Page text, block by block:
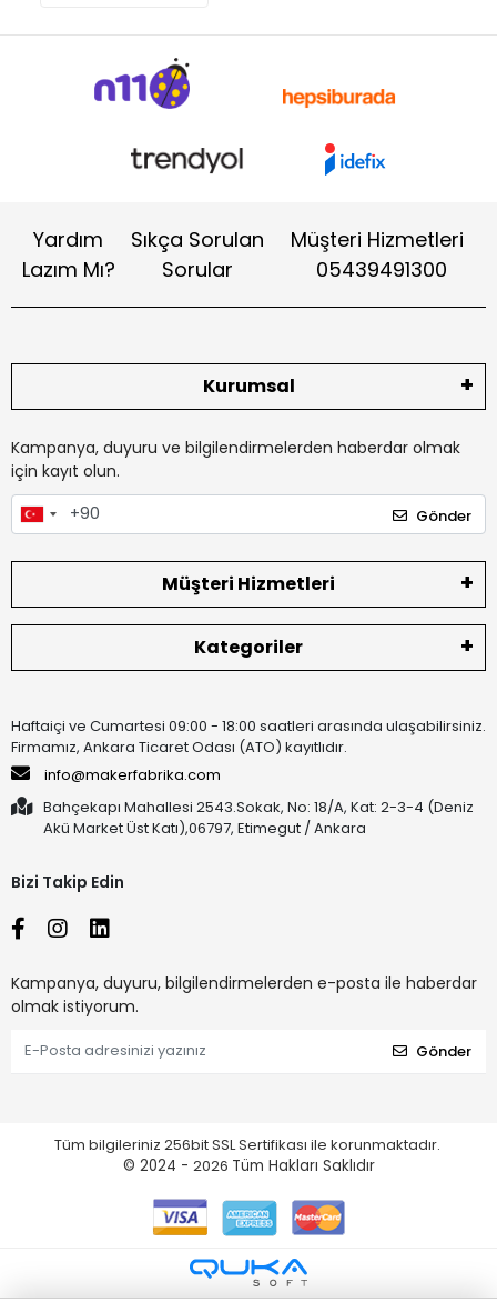
Yardım
Lazım Mı?
Sıkça Sorulan
Sorular
Müşteri Hizmetleri
05439491300
Kurumsal
Kampanya, duyuru ve bilgilendirmelerden haberdar olmak
için kayıt olun.
Gönder
Müşteri Hizmetleri
Kategoriler
Haftaiçi ve Cumartesi 09:00 - 18:00 saatleri arasında ulaşabilirsiniz.
Firmamız, Ankara Ticaret Odası (ATO) kayıtlıdır.
info@makerfabrika.com
Bahçekapı Mahallesi 2543.Sokak, No: 18/A, Kat: 2-3-4 (Deniz
Akü Market Üst Katı),06797, Etimegut / Ankara
Bizi Takip Edin
Kampanya, duyuru, bilgilendirmelerden e-posta ile haberdar
olmak istiyorum.
Gönder
Tüm bilgileriniz 256bit SSL Sertifikası ile korunmaktadır.
© 2024 - 2026 Tüm Hakları Saklıdır